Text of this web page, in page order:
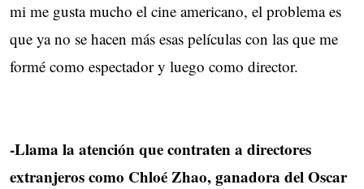
mi me gusta mucho el cine americano, el problema es
que ya no se hacen más esas películas con las que me
formé como espectador y luego como director.
-Llama la atención que contraten a directores
extranjeros como Chloé Zhao, ganadora del Oscar